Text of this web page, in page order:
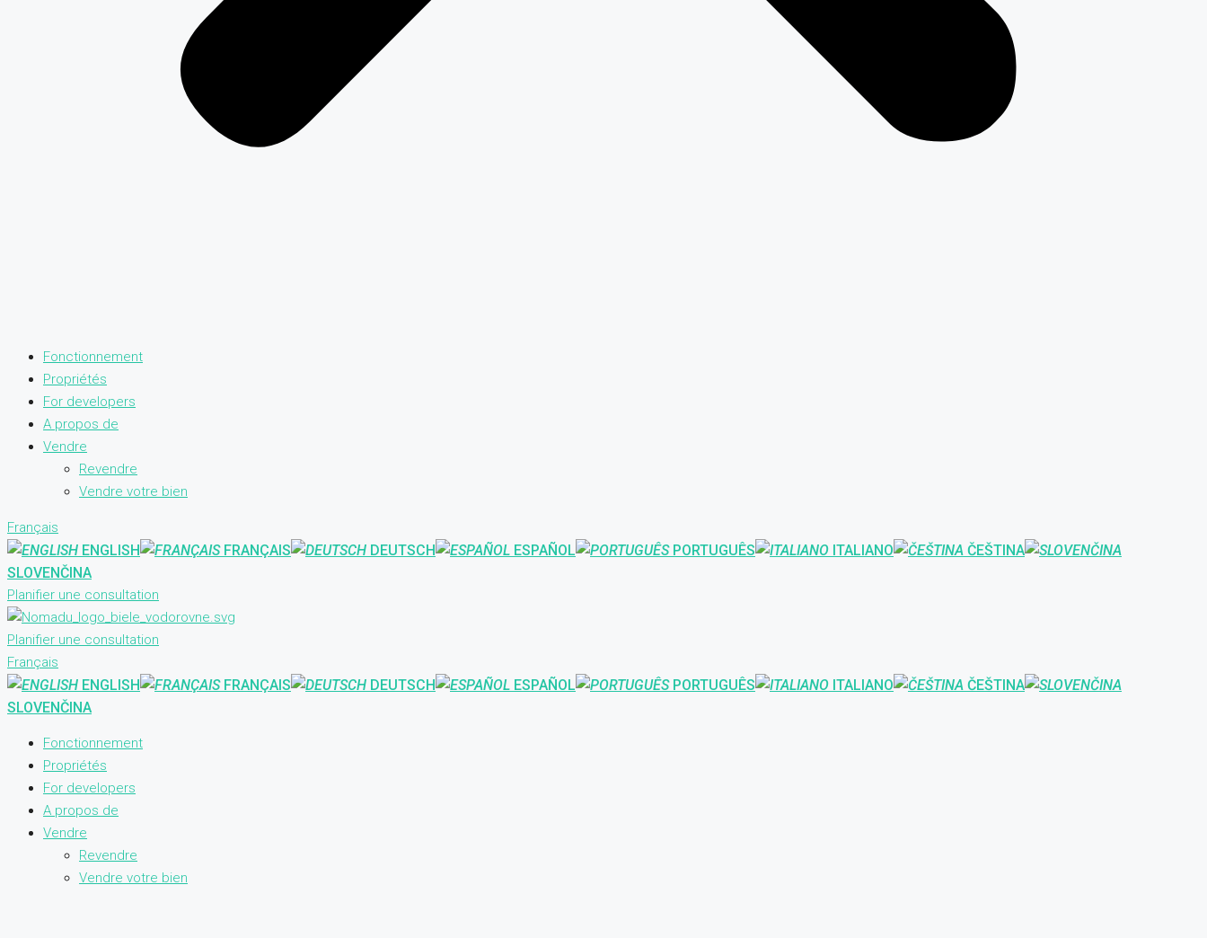
Fonctionnement
Propriétés
For developers
A propos de
Vendre
Revendre
Vendre votre bien
Français
ENGLISH FRANÇAIS DEUTSCH ESPAÑOL PORTUGUÊS ITALIANO
ČEŠTINA
SLOVENČINA
Planifier une consultation
Planifier une consultation
Français
ENGLISH FRANÇAIS DEUTSCH ESPAÑOL PORTUGUÊS ITALIANO
ČEŠTINA
SLOVENČINA
Fonctionnement
Propriétés
For developers
A propos de
Vendre
Revendre
Vendre votre bien